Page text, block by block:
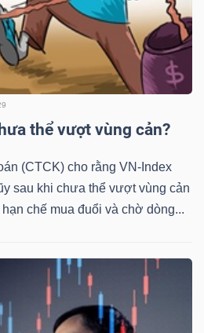
thể vượt vùng cản?
(CTCK) cho rằng VN-Index
sau khi chưa thể vượt vùng cản
chế mua đuổi và chờ dòng...